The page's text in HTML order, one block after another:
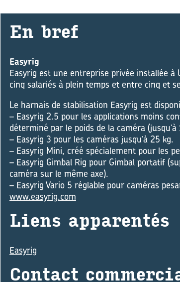
En bref
Easyrig
Easyrig est une entreprise privée installée à
cinq salariés à plein temps et entre cinq et
Le harnais de stabilisation Easyrig est
– Easyrig 2.5 pour les applications moins
déterminé par le poids de la caméra (jusqu’à
– Easyrig 3 pour les caméras jusqu’à 25 kg.
– Easyrig Mini, créé spécialement pour les
– Easyrig Gimbal Rig pour Gimbal portatif
caméra sur le même axe).
– Easyrig Vario 5 réglable pour caméras
www.easyrig.com
Liens ap­pa­ren­tés
Easyrig
Contact